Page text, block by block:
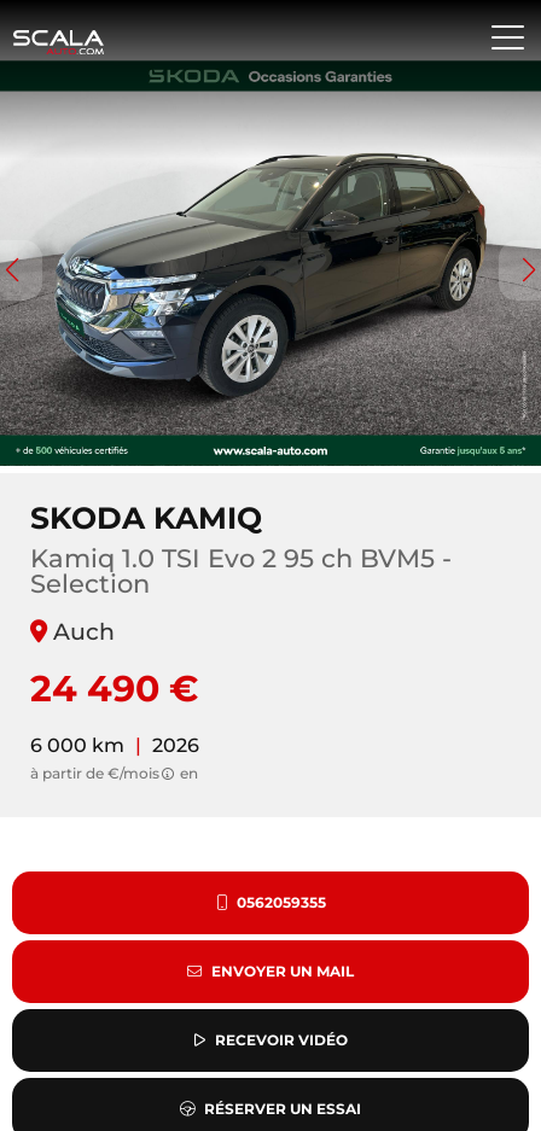
SKODA KAMIQ
Kamiq 1.0 TSI Evo 2 95 ch BVM5 -
Selection
Auch
24 490 €
6 000 km | 2026
à partir de €/mois en
0562059355
ENVOYER UN MAIL
RECEVOIR VIDÉO
RÉSERVER UN ESSAI